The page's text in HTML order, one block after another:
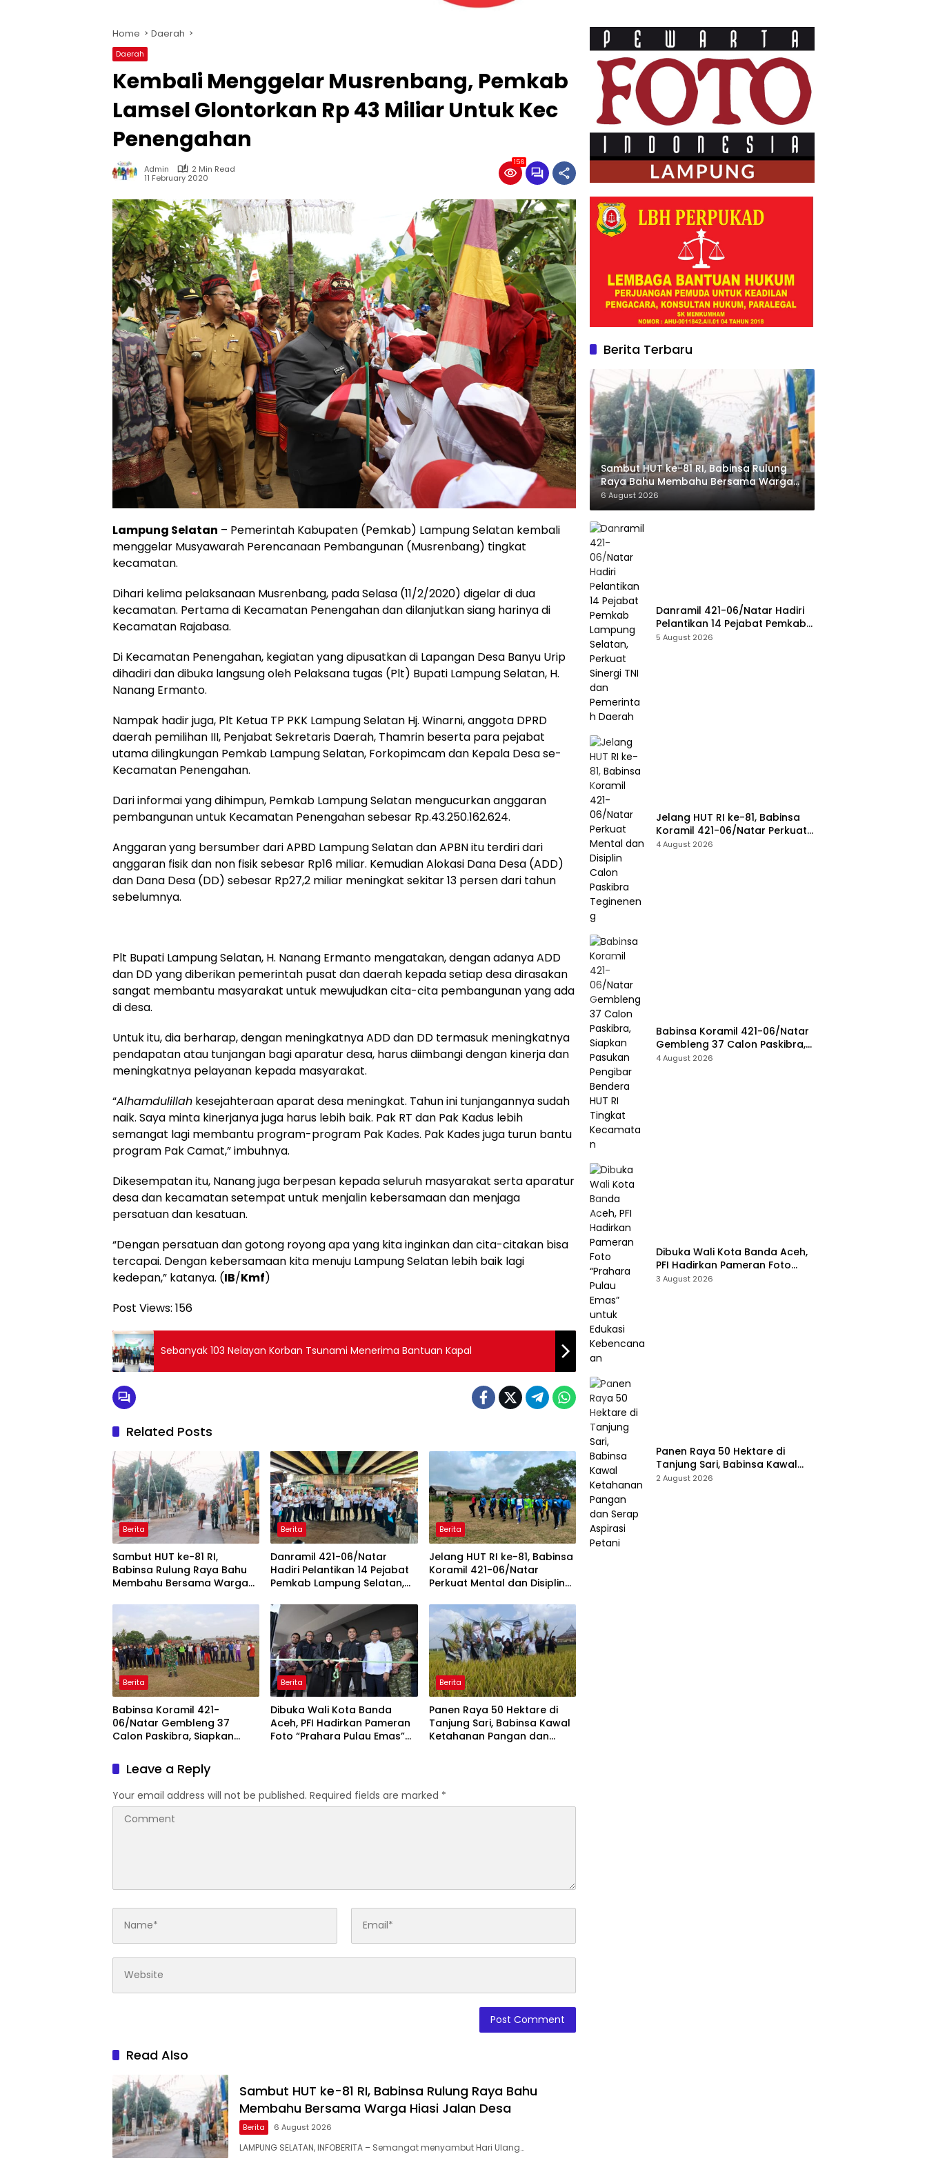
Home Daerah
Daerah
Kembali Menggelar Musrenbang, Pemkab
Lamsel Glontorkan Rp 43 Miliar Untuk Kec
Penengahan
Admin
2 Min Read
11 February 2020
156
Lampung Selatan – Pemerintah Kabupaten (Pemkab) Lampung Selatan kembali
menggelar Musyawarah Perencanaan Pembangunan (Musrenbang) tingkat
kecamatan.
Dihari kelima pelaksanaan Musrenbang, pada Selasa (11/2/2020) digelar di dua
kecamatan. Pertama di Kecamatan Penengahan dan dilanjutkan siang harinya di
Kecamatan Rajabasa.
Di Kecamatan Penengahan, kegiatan yang dipusatkan di Lapangan Desa Banyu Urip
dihadiri dan dibuka langsung oleh Pelaksana tugas (Plt) Bupati Lampung Selatan, H.
Nanang Ermanto.
Nampak hadir juga, Plt Ketua TP PKK Lampung Selatan Hj. Winarni, anggota DPRD
daerah pemilihan III, Penjabat Sekretaris Daerah, Thamrin beserta para pejabat
utama dilingkungan Pemkab Lampung Selatan, Forkopimcam dan Kepala Desa se-
Kecamatan Penengahan.
Dari informai yang dihimpun, Pemkab Lampung Selatan mengucurkan anggaran
pembangunan untuk Kecamatan Penengahan sebesar Rp.43.250.162.624.
Anggaran yang bersumber dari APBD Lampung Selatan dan APBN itu terdiri dari
anggaran fisik dan non fisik sebesar Rp16 miliar. Kemudian Alokasi Dana Desa (ADD)
dan Dana Desa (DD) sebesar Rp27,2 miliar meningkat sekitar 13 persen dari tahun
sebelumnya.
Plt Bupati Lampung Selatan, H. Nanang Ermanto mengatakan, dengan adanya ADD
dan DD yang diberikan pemerintah pusat dan daerah kepada setiap desa dirasakan
sangat membantu masyarakat untuk mewujudkan cita-cita pembangunan yang ada
di desa.
Untuk itu, dia berharap, dengan meningkatnya ADD dan DD termasuk meningkatnya
pendapatan atau tunjangan bagi aparatur desa, harus diimbangi dengan kinerja dan
meningkatnya pelayanan kepada masyarakat.
“Alhamdulillah kesejahteraan aparat desa meningkat. Tahun ini tunjangannya sudah
naik. Saya minta kinerjanya juga harus lebih baik. Pak RT dan Pak Kadus lebih
semangat lagi membantu program-program Pak Kades. Pak Kades juga turun bantu
program Pak Camat,” imbuhnya.
Dikesempatan itu, Nanang juga berpesan kepada seluruh masyarakat serta aparatur
desa dan kecamatan setempat untuk menjalin kebersamaan dan menjaga
persatuan dan kesatuan.
“Dengan persatuan dan gotong royong apa yang kita inginkan dan cita-citakan bisa
tercapai. Dengan kebersamaan kita menuju Lampung Selatan lebih baik lagi
kedepan,” katanya. (IB/Kmf)
Post Views: 156
Sebanyak 103 Nelayan Korban Tsunami Menerima Bantuan Kapal
Related Posts
Berita
Sambut HUT ke-81 RI,
Babinsa Rulung Raya Bahu
Membahu Bersama Warga
Berita
Danramil 421-06/Natar
Hadiri Pelantikan 14 Pejabat
Pemkab Lampung Selatan,
Pemerintah Daerah
Berita
Jelang HUT RI ke-81, Babinsa
Koramil 421-06/Natar
Perkuat Mental dan Disiplin
Berita
Babinsa Koramil 421-
06/Natar Gembleng 37
Calon Paskibra, Siapkan
HUT RI Tingkat Kecamatan
Berita
Dibuka Wali Kota Banda
Aceh, PFI Hadirkan Pameran
Foto “Prahara Pulau Emas”
Berita
Panen Raya 50 Hektare di
Tanjung Sari, Babinsa Kawal
Ketahanan Pangan dan
Leave a Reply
Your email address will not be published. Required fields are marked *
Read Also
Sambut HUT ke-81 RI, Babinsa Rulung Raya Bahu
Membahu Bersama Warga Hiasi Jalan Desa
Berita 6 August 2026
LAMPUNG SELATAN, INFOBERITA – Semangat menyambut Hari Ulang…
Berita Terbaru
Sambut HUT ke-81 RI, Babinsa Rulung
Raya Bahu Membahu Bersama Warga
Hiasi Jalan Desa
6 August 2026
Danramil 421-06/Natar Hadiri
Pelantikan 14 Pejabat Pemkab
Lampung Selatan, Perkuat
5 August 2026
Jelang HUT RI ke-81, Babinsa
Koramil 421-06/Natar Perkuat
Mental dan Disiplin Calon
4 August 2026
Babinsa Koramil 421-06/Natar
Gembleng 37 Calon Paskibra,
Siapkan Pasukan Pengibar
4 August 2026
Dibuka Wali Kota Banda Aceh,
PFI Hadirkan Pameran Foto
“Prahara Pulau Emas” untuk
3 August 2026
Panen Raya 50 Hektare di
Tanjung Sari, Babinsa Kawal
Ketahanan Pangan dan Serap
2 August 2026